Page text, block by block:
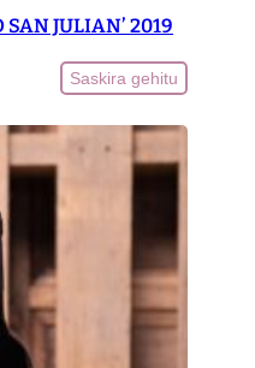
SAN JULIAN’ 2019
Saskira gehitu